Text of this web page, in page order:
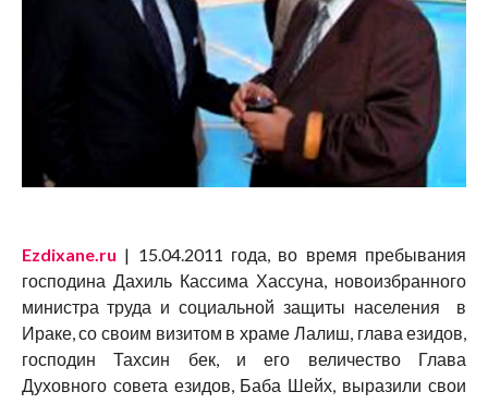
Ezdixane.ru | 15.04.2011 года, во время пребывания
господина Дахиль Кассима Хассуна, новоизбранного
министра труда и социальной защиты населения в
Ираке, со своим визитом в храме Лалиш, глава езидов,
господин Тахсин бек, и его величество Глава
Духовного совета езидов, Баба Шейх, выразили свои